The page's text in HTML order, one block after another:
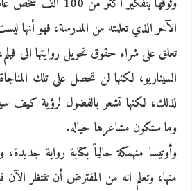
الآخر الذي تعلمته من المدرسة، فهو أنها
تعلق على شراء حقوق تحويل روايتها الى
السيناريو، لكنها لن تحصل على تلك
لذلك، لكنها تشعر بالفضول لرؤية كيف
وما ستكون مشاعرها حياله.
منها، وتعلم انه من المفترض أن تنتظر الآن